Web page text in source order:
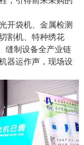
开袋机、金属检测
割机、特种绣花
缝制设备全产业链
器运作声，现场设